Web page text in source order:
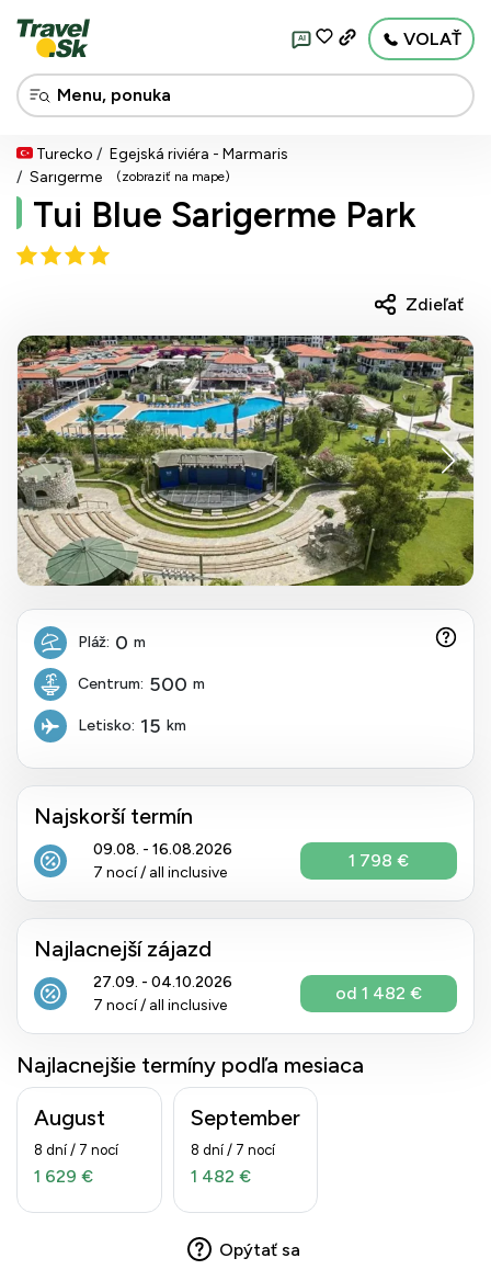
AI VOLAŤ
Turecko
Egejská riviéra - Marmaris
Sarıgerme
(zobraziť na mape)
Tui Blue Sarigerme Park
Zdieľať
Pláž: 0 m
Centrum: 500 m
Letisko: 15 km
Najskorší termín
09.08. - 16.08.2026
7 nocí / all inclusive
1 798 €
Najlacnejší zájazd
27.09. - 04.10.2026
7 nocí / all inclusive
od 1 482 €
Najlacnejšie termíny podľa mesiaca
August
8 dní / 7 nocí
1 629 €
September
8 dní / 7 nocí
1 482 €
Opýtať sa